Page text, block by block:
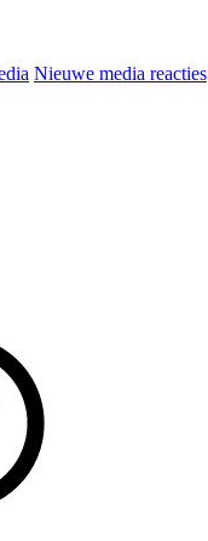
Nieuwe media reacties